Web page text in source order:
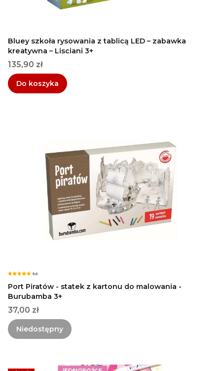
Bluey szkoła rysowania z tablicą LED – zabawka
kreatywna – Lisciani 3+
Cena
135,90 zł
Do koszyka
5.0
Port Piratów - statek z kartonu do malowania -
Burubamba 3+
Cena
37,00 zł
Niedostępny